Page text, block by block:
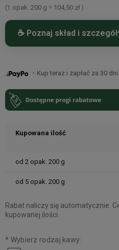
(1 opak. 200 g = 104,50 zł )
☕ Poznaj skład i
Bazą tej kawy są ziarna 100%
Brazylii, Junin w Peru,
Ugandzie.
・Kup teraz i zapłać za 30 dni
Kupowana ilość
od 2 opak. 200 g
od 5 opak. 200 g
Rabat naliczy się automatycznie.
kupowanej ilości.
* Wybierz rodzaj kawy: